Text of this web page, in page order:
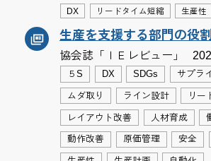
DX リードタイム短縮 生産性
生産を支援する部門の役
協会誌「ＩＥレビュー」
５S DX SDGs サプラ
ムダ取り ライン設計 リー
レイアウト改善 人材育成
動作改善 原価管理 安全